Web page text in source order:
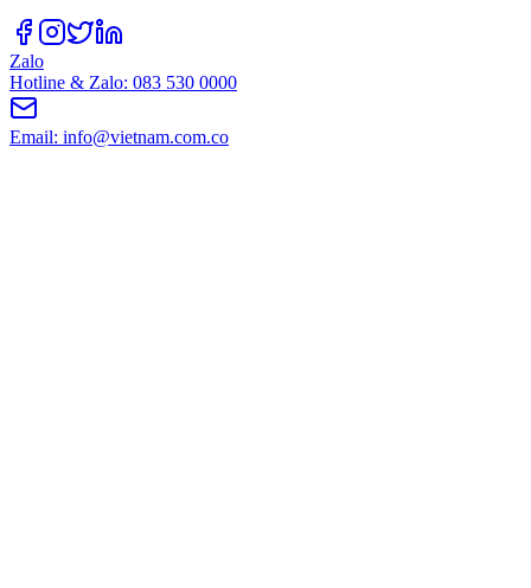
Zalo
Hotline & Zalo: 083 530 0000
Email: info@vietnam.com.co